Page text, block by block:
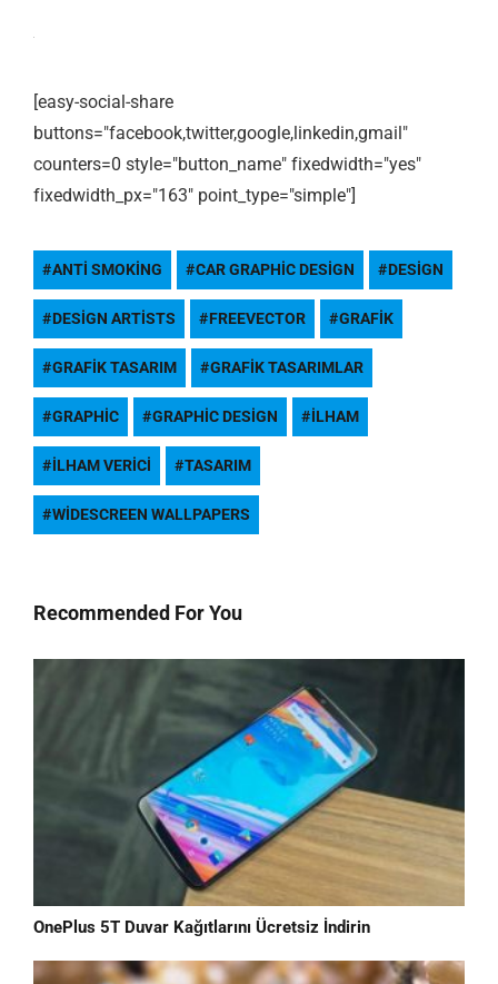
[easy-social-share
buttons="facebook,twitter,google,linkedin,gmail"
counters=0 style="button_name" fixedwidth="yes"
fixedwidth_px="163" point_type="simple"]
ANTI SMOKING CAR GRAPHIC DESIGN DESIGN
DESIGN ARTISTS FREEVECTOR GRAFIK
GRAFIK TASARIM GRAFIK TASARIMLAR
GRAPHIC GRAPHIC DESIGN ILHAM
ILHAM VERICI TASARIM
WIDESCREEN WALLPAPERS
Recommended For You
OnePlus 5T Duvar Kağıtlarını Ücretsiz İndirin